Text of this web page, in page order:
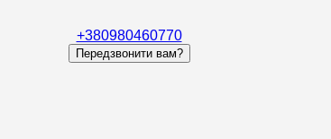
+380980460770
Передзвонити вам?